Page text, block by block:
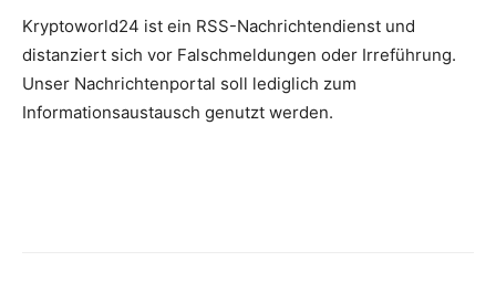
Kryptoworld24 ist ein RSS-Nachrichtendienst und
distanziert sich vor Falschmeldungen oder Irreführung.
Unser Nachrichtenportal soll lediglich zum
Informationsaustausch genutzt werden.